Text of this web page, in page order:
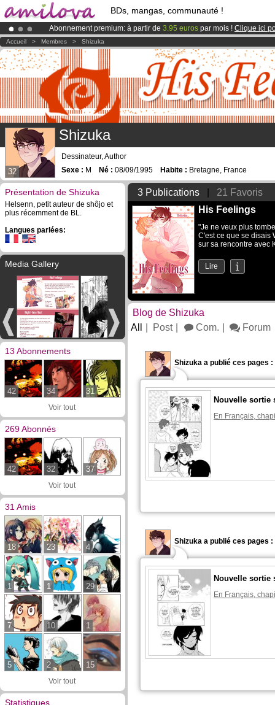
BDs, mangas, communauté !
Abonnement premium: à partir de 3.95 euros par mois ! Clique ici
LeKickstarter Amilova est désormais lancé!.
Déjà 100000membreset 1000BDs & Mangas!
Accueil > Membres > Shizuka
32
Shizuka
Dessinateur, Author
Sexe : M Né : 08/09/1995 Habite : Bretagne, France
Présentation de Shizuka
Helsenn, petit auteur de shôjo et
plus récemment de BL.
Langues parlées:
Media Gallery
13 Abonnements
42 34 31
Voir tout
269 Abonnés
42 32 37
Voir tout
31 Amis
18 23 4
1 1 29
7 10 1
5 2 15
Voir tout
Statistiques
3 Publications
21 Favoris
His Feelings
"Je ne veux plus
C'est ce que se disais
sur sa rencontre avec
Lire
Blog de Shizuka
All
Post Com. Forum
Shizuka a publié ces pages :
Nouvelle sortie
En Français,
Shizuka a publié ces pages :
Nouvelle sortie
En Français,